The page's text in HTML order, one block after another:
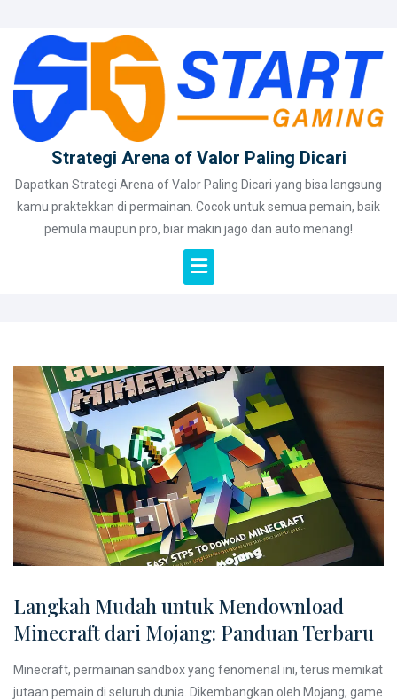
content
Strategi Arena of Valor Paling Dicari
Dapatkan Strategi Arena of Valor Paling Dicari yang bisa langsung
kamu praktekkan di permainan. Cocok untuk semua pemain, baik
pemula maupun pro, biar makin jago dan auto menang!
Langkah Mudah untuk Mendownload
Minecraft dari Mojang: Panduan Terbaru
Minecraft, permainan sandbox yang fenomenal ini, terus memikat
jutaan pemain di seluruh dunia. Dikembangkan oleh Mojang, game